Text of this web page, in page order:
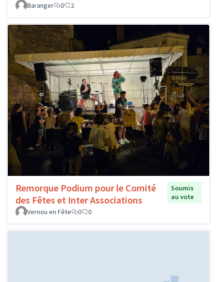
Baranger
0 2
Remorque Podium pour le Comité
des Fêtes et Inter Associations
Soumis
au vote
Vernou en Fête
0 0